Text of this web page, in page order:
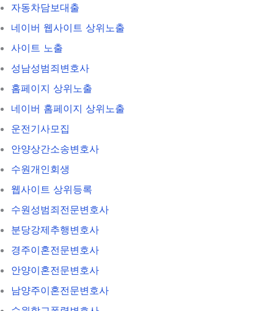
자동차담보대출
네이버 웹사이트 상위노출
사이트 노출
성남성범죄변호사
홈페이지 상위노출
네이버 홈페이지 상위노출
운전기사모집
안양상간소송변호사
수원개인회생
웹사이트 상위등록
수원성범죄전문변호사
분당강제추행변호사
경주이혼전문변호사
안양이혼전문변호사
남양주이혼전문변호사